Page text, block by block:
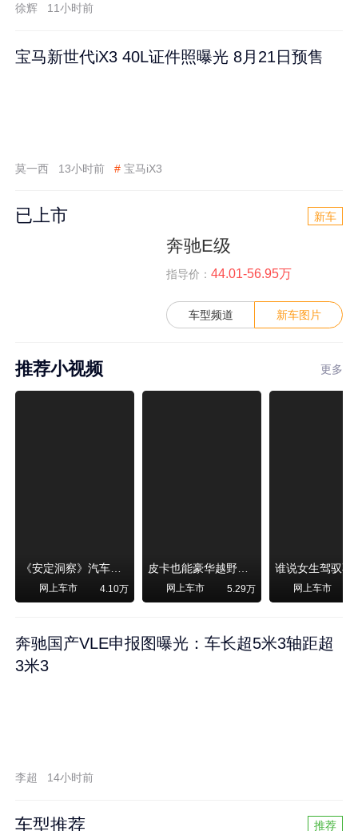
徐辉 11小时前
宝马新世代iX3 40L证件照曝光 8月21日预售
莫一西 13小时前 # 宝马iX3
已上市 新车
奔驰E级
指导价： 44.01-56.95万
车型频道 新车图片
推荐小视频 更多
《安定洞察》汽车烧不烧油，和石油安全无关！
网上车市 4.10万
皮卡也能豪华越野！纵横F700上市，限时卖29.99万起
网上车市 5.29万 网上车市
奔驰国产VLE申报图曝光：车长超5米3轴距超
3米3
李超 14小时前
车型推荐 推荐